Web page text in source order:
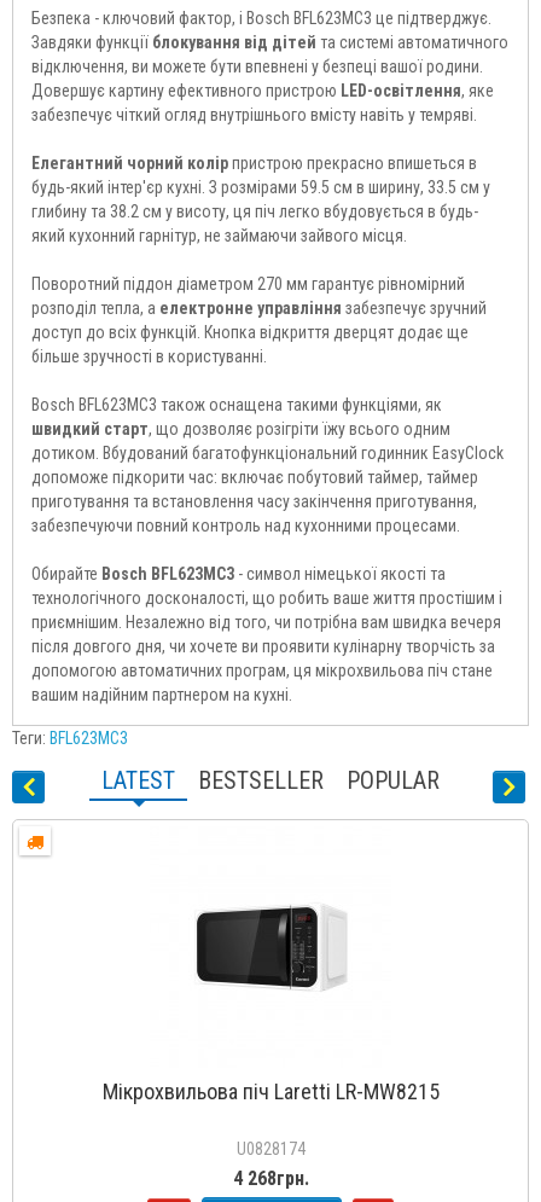
Безпека - ключовий фактор, і Bosch BFL623MC3 це підтверджує.
Завдяки функції блокування від дітей та системі автоматичного
відключення, ви можете бути впевнені у безпеці вашої родини.
Довершує картину ефективного пристрою LED-освітлення, яке
забезпечує чіткий огляд внутрішнього вмісту навіть у темряві.
Елегантний чорний колірпристрою прекрасно впишеться в
будь-який інтер'єр кухні. З розмірами 59.5 см в ширину, 33.5 см у
глибину та 38.2 см у висоту, ця піч легко вбудовується в будь-
який кухонний гарнітур, не займаючи зайвого місця.
Поворотний піддон діаметром 270 мм гарантує рівномірний
розподіл тепла, а електронне управління забезпечує зручний
доступ до всіх функцій. Кнопка відкриття дверцят додає ще
більше зручності в користуванні.
Bosch BFL623MC3 також оснащена такими функціями, як
швидкий старт, що дозволяє розігріти їжу всього одним
дотиком. Вбудований багатофункціональний годинник EasyClock
допоможе підкорити час: включає побутовий таймер, таймер
приготування та встановлення часу закінчення приготування,
забезпечуючи повний контроль над кухонними процесами.
Обирайте Bosch BFL623MC3 - символ німецької якості та
технологічного досконалості, що робить ваше життя простішим і
приємнішим. Незалежно від того, чи потрібна вам швидка вечеря
після довгого дня, чи хочете ви проявити кулінарну творчість за
допомогою автоматичних програм, ця мікрохвильова піч стане
вашим надійним партнером на кухні.
Теги: BFL623MC3
LATEST BESTSELLER POPULAR
Мікрохвильова піч Laretti LR-MW8215
U0828174
4 268грн.